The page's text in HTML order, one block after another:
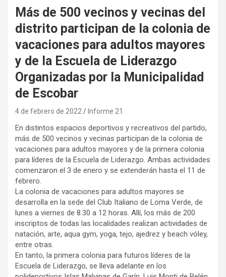
Más de 500 vecinos y vecinas del
distrito participan de la colonia de
vacaciones para adultos mayores
y de la Escuela de Liderazgo
Organizadas por la Municipalidad
de Escobar
4 de febrero de 2022 Informe 21
En distintos espacios deportivos y recreativos del partido,
más de 500 vecinos y vecinas participan de la colonia de
vacaciones para adultos mayores y de la primera colonia
para líderes de la Escuela de Liderazgo. Ambas actividades
comenzaron el 3 de enero y se extenderán hasta el 11 de
febrero.
La colonia de vacaciones para adultos mayores se
desarrolla en la sede del Club Italiano de Loma Verde, de
lunes a viernes de 8.30 a 12 horas. Allí, los más de 200
inscriptos de todas las localidades realizan actividades de
natación, arte, aqua gym, yoga, tejo, ajedrez y beach vóley,
entre otras.
En tanto, la primera colonia para futuros líderes de la
Escuela de Liderazgo, se lleva adelante en los